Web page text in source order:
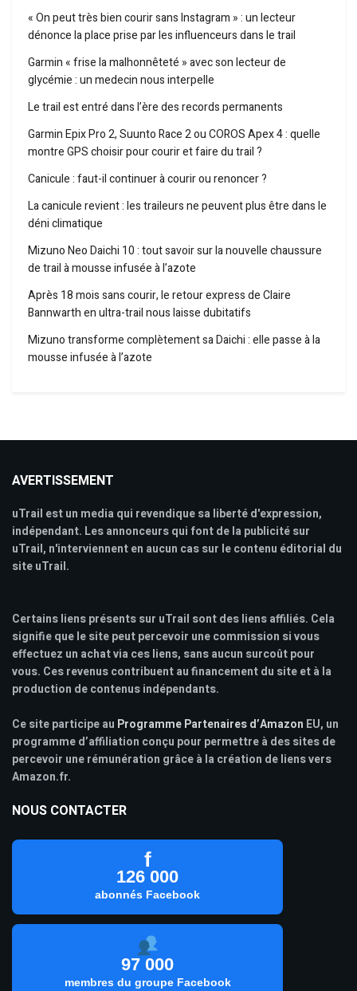
« On peut très bien courir sans Instagram » : un lecteur
dénonce la place prise par les influenceurs dans le trail
Garmin « frise la malhonnêteté » avec son lecteur de
glycémie : un medecin nous interpelle
Le trail est entré dans l’ère des records permanents
Garmin Epix Pro 2, Suunto Race 2 ou COROS Apex 4 : quelle
montre GPS choisir pour courir et faire du trail ?
Canicule : faut-il continuer à courir ou renoncer ?
La canicule revient : les traileurs ne peuvent plus être dans le
déni climatique
Mizuno Neo Daichi 10 : tout savoir sur la nouvelle chaussure
de trail à mousse infusée à l’azote
Après 18 mois sans courir, le retour express de Claire
Bannwarth en ultra-trail nous laisse dubitatifs
Mizuno transforme complètement sa Daichi : elle passe à la
mousse infusée à l’azote
AVERTISSEMENT
uTrail est un media qui revendique sa liberté d'expression,
indépendant. Les annonceurs qui font de la publicité sur
uTrail, n'interviennent en aucun cas sur le contenu éditorial du
site uTrail.
Certains liens présents sur uTrail sont des liens affiliés. Cela
signifie que le site peut percevoir une commission si vous
effectuez un achat via ces liens, sans aucun surcoût pour
vous. Ces revenus contribuent au financement du site et à la
production de contenus indépendants.
Ce site participe au Programme Partenaires d’Amazon EU, un
programme d’affiliation conçu pour permettre à des sites de
percevoir une rémunération grâce à la création de liens vers
Amazon.fr.
NOUS CONTACTER
f
126 000
abonnés Facebook
97 000
membres du groupe Facebook